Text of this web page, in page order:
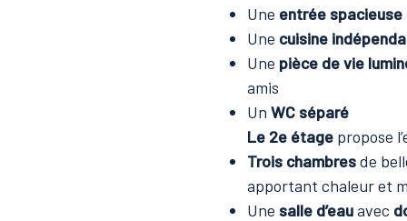
Une entrée spacieuse
Une cuisine
Une pièce de vie
amis
Un WC séparé
Le 2e étage propose
Trois chambresde
apportant chaleur et
Une salle d’eauavec